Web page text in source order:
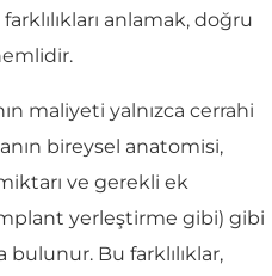
anlamak, doğru
maliyeti yalnızca cerrahi
bireysel anatomisi,
ve gerekli ek
yerleştirme gibi) gibi
Bu farklılıklar,